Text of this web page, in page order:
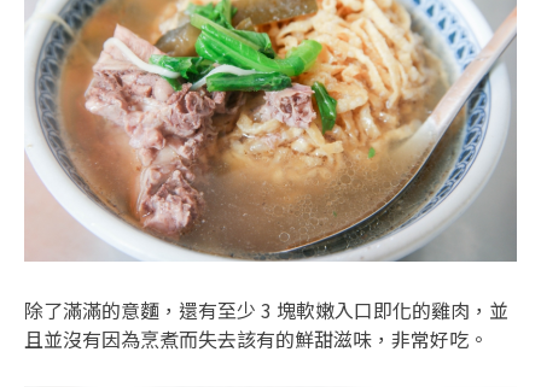
除了滿滿的意麵，還有至少 3 塊軟嫩入口即化的雞肉，並
且並沒有因為烹煮而失去該有的鮮甜滋味，非常好吃。